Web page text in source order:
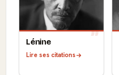
Lénine
Lire ses citations